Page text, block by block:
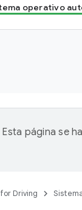
operativo
Esta página se
Driving